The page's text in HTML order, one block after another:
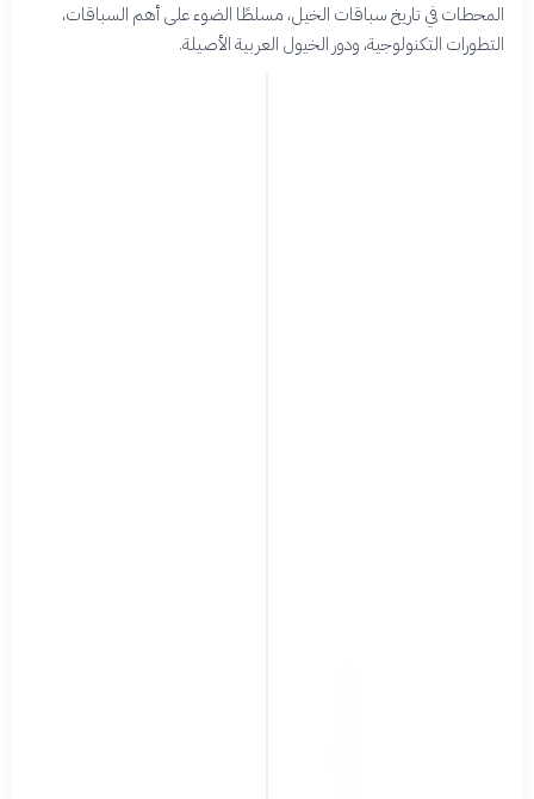
المحطات في تاريخ سباقات الخيل، مسلطًا الضوء على أهم السباقات،
التطورات التكنولوجية، ودور الخيول العربية الأصيلة.